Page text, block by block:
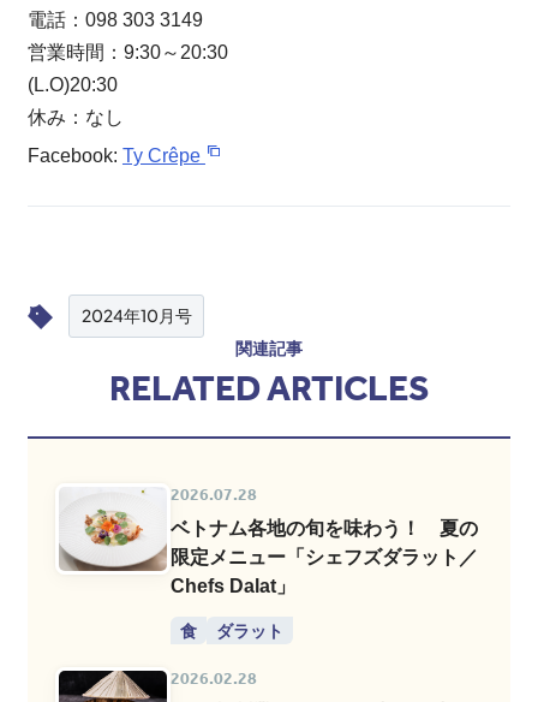
電話：098 303 3149
営業時間：9:30～20:30
(L.O)20:30
休み：なし
Facebook: Ty Crêpe
2024年10月号
関連記事
RELATED ARTICLES
2026.07.28
ベトナム各地の旬を味わう！ 夏の
限定メニュー「シェフズダラット／
Chefs Dalat」
食 ダラット
2026.02.28